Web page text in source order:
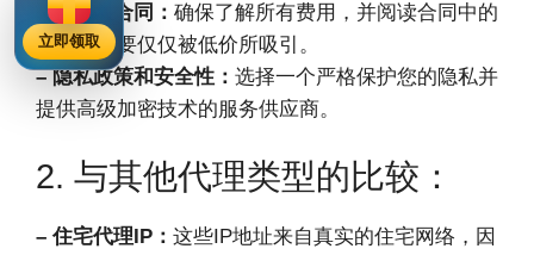
– 价格与合同： 确保了解所有费用，并阅读合同中的
细则。不要仅仅被低价所吸引。
– 隐私政策和安全性： 选择一个严格保护您的隐私并
提供高级加密技术的服务供应商。
2. 与其他代理类型的比较：
– 住宅代理IP： 这些IP地址来自真实的住宅网络，因
立即领取